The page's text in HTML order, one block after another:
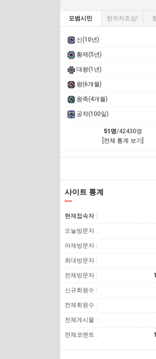
모범시민 한까치조심!
신(10년)
황제(5년)
대왕(1년)
왕(6개월)
왕족(4개월)
공작(100일)
51명/42430명
[전체 통계 보기]
사이트 통계
현재접속자 :
오늘방문자 :
어제방문자 :
최대방문자 :
전체방문자 :
신규회원수 :
전체회원수 :
전체게시물 :
전체코멘트 :